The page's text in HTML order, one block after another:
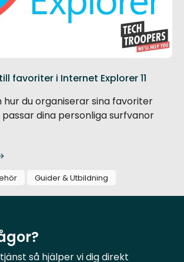
favoriter i Internet Explorer 11
hur du organiserar sina favoriter
dina personliga surfvanor
Guider & Utbildning
så hjälper vi dig direkt